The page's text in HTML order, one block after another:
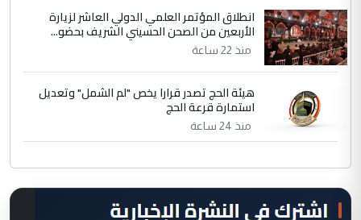
انطلاق المؤتمر العلمي الدولي العاشر لزيارة
الأربعين من الصحن الحسيني الشريف بحضو...
منذ 22 ساعة
هيئة الحج تصدر قرارا يخص "لم الشمل" وتعديل
استمارة قرعة الحج
منذ 24 ساعة